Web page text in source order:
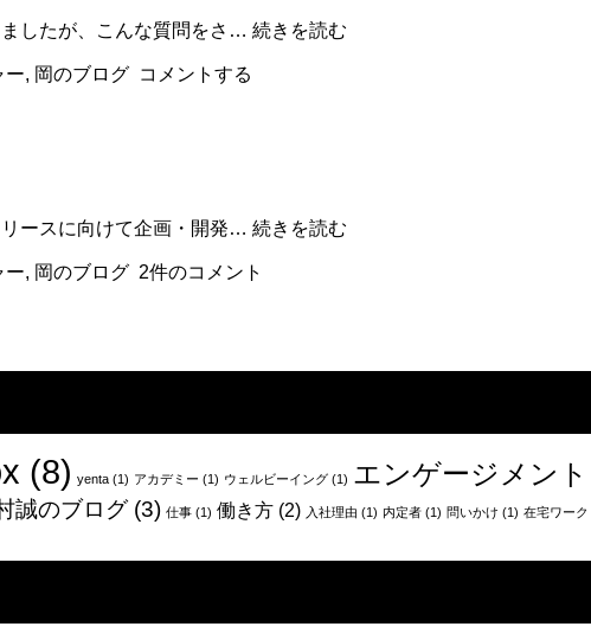
したが、こんな質問をさ… 続きを読む
し
は
何
ー, 岡のブログ コメントする
ースに向けて企画・開発… 続きを読む
100%
る
ー, 岡のブログ 2件のコメント
(8) yenta (1) アカデミー (1) ウェルビーイング (1) エンゲージメント
誠のブログ(3) 仕事 (1) 働き方 (2) 入社理由 (1) 内定者 (1) 問いかけ (1) 在宅ワーク